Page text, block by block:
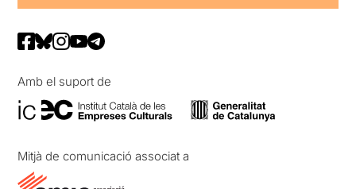
Amb el suport de
Mitjà de comunicació associat a